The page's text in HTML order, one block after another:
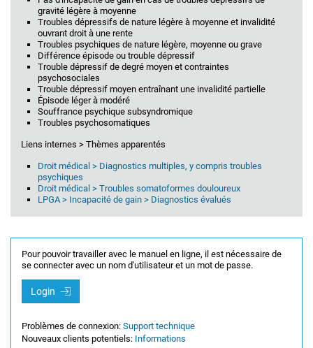
gravité légère à moyenne
Troubles dépressifs de nature légère à moyenne et invalidité
ouvrant droit à une rente
Troubles psychiques de nature légère, moyenne ou grave
Différence épisode ou trouble dépressif
Trouble dépressif de degré moyen et contraintes
psychosociales
Trouble dépressif moyen entraînant une invalidité partielle
Épisode léger à modéré
Souffrance psychique subsyndromique
Troubles psychosomatiques
Liens internes > Thèmes apparentés
Droit médical > Diagnostics multiples, y compris troubles
psychiques
Droit médical > Troubles somatoformes douloureux
LPGA > Incapacité de gain > Diagnostics évalués
Pour pouvoir travailler avec le manuel en ligne, il est nécessaire de
se connecter avec un nom d'utilisateur et un mot de passe.
Login
Problèmes de connexion: Support technique
Nouveaux clients potentiels: Informations